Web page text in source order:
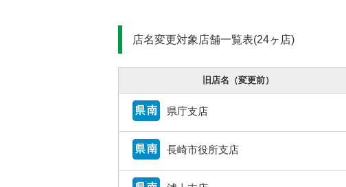
店名変更対象店舗一覧表(24ヶ店)
旧店名（変更前）
県庁支店
長崎市役所支店